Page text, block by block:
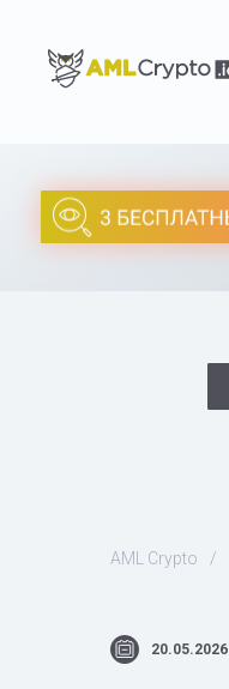
AML Crypto /
20.05.2026